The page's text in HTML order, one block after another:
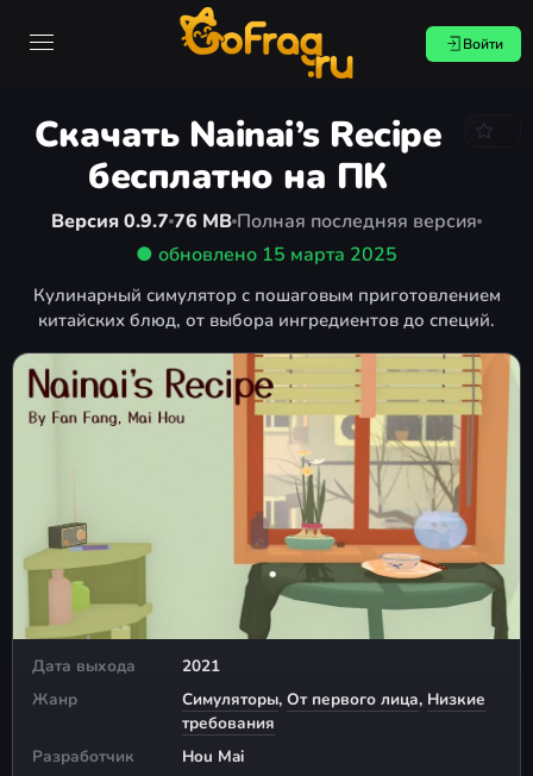
Войти
Скачать Nainai’s Recipe
бесплатно на ПК
Версия 0.9.7 76 MB Полная последняя версия
● обновлено 15 марта 2025
Кулинарный симулятор с пошаговым приготовлением
китайских блюд, от выбора ингредиентов до специй.
Дата выхода
2021
Жанр
Симуляторы, От первого лица, Низкие
требования
Разработчик
Hou Mai